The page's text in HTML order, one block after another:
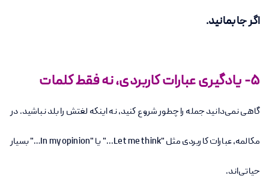
اگر جا بمانید.
5- یادگیری عبارات کاربردی، نه فقط کلمات
گاهی نمی‌دانید جمله را چطور شروع کنید، نه اینکه لغتش را بلد نباشید. در
مکالمه، عبارات کاربردی مثل "Let me think..." یا "In my opinion…" بسیار
حیاتی‌اند.